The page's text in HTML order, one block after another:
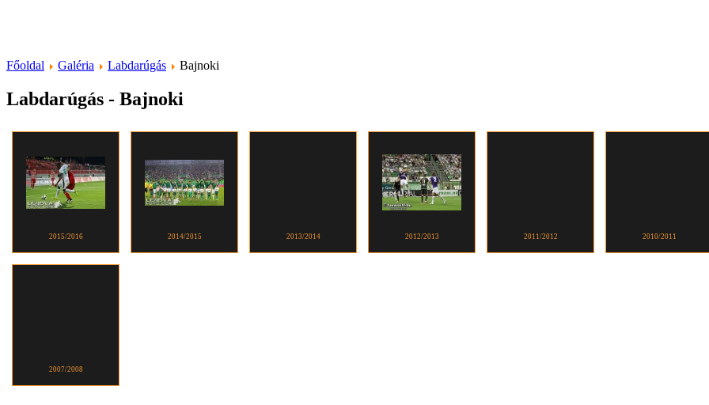
Főoldal Galéria Labdarúgás Bajnoki
Labdarúgás - Bajnoki
2015/2016 2014/2015 2013/2014 2012/2013 2011/2012 2010/2011
2007/2008